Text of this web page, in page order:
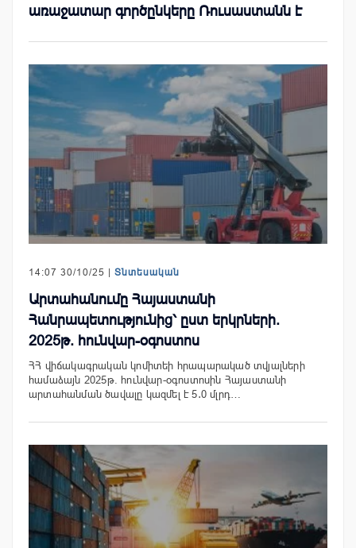
առաջատար գործընկերը Ռուսաստանն է
14:07 30/10/25 | Տնտեսական
Արտահանումը Հայաստանի
Հանրապետությունից՝ ըստ երկրների.
2025թ. հունվար-օգոստոս
ՀՀ վիճակագրական կոմիտեի հրապարակած տվյալների
համաձայն 2025թ. հունվար-օգոստոսին Հայաստանի
արտահանման ծավալը կազմել է 5․0 մլրդ…